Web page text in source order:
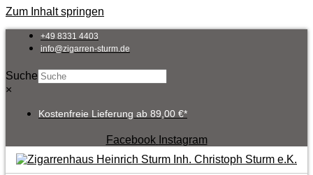
Zum Inhalt springen
+49 8331 4403
info@zigarren-sturm.de
Suche
×
Kostenfreie Lieferung ab 89,00 €*
Facebook Instagram